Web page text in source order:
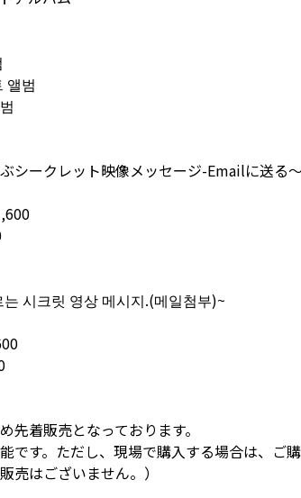
앨범
シークレット映像メッセージ-Emailに送る
시크릿 영상 메시지.(메일첨부)~
先着販売となっております。
です。ただし、現場で購入する場合は、
売はございません。）